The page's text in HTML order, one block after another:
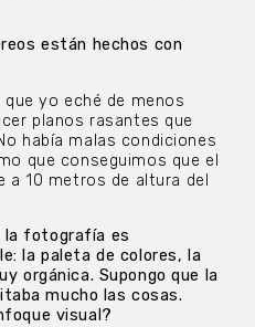
están hechos con
yo eché de menos
planos rasantes que
había malas condiciones
que conseguimos que el
a 10 metros de altura del
la fotografía es
la paleta de colores, la
orgánica. Supongo que la
mucho las cosas.
visual?